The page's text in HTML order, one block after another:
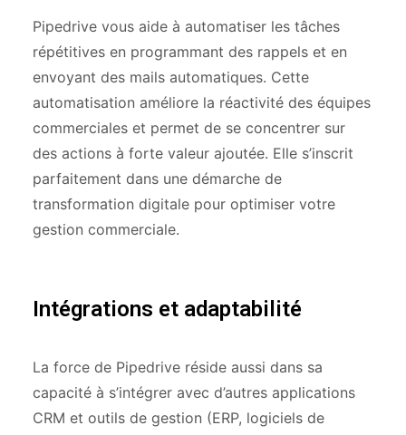
Pipedrive vous aide à automatiser les tâches
répétitives en programmant des rappels et en
envoyant des mails automatiques. Cette
automatisation améliore la réactivité des équipes
commerciales et permet de se concentrer sur
des actions à forte valeur ajoutée. Elle s’inscrit
parfaitement dans une démarche de
transformation digitale pour optimiser votre
gestion commerciale.
Intégrations et adaptabilité
La force de Pipedrive réside aussi dans sa
capacité à s’intégrer avec d’autres applications
CRM et outils de gestion (ERP, logiciels de